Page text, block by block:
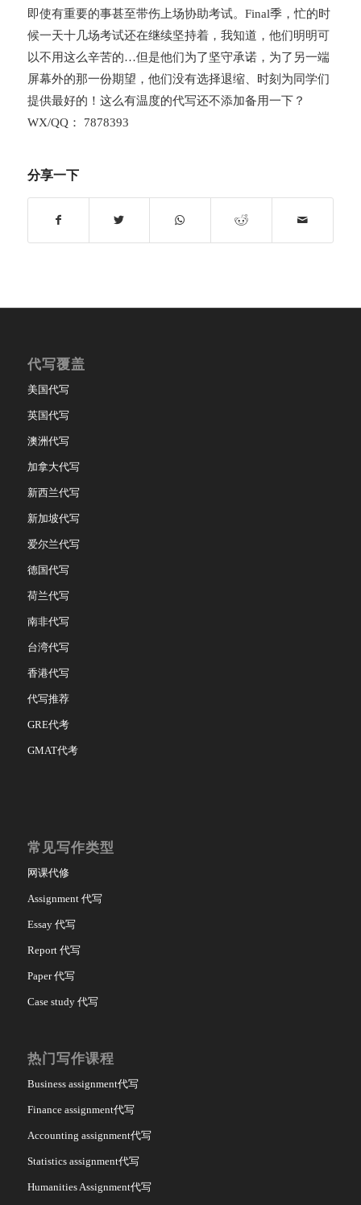
即使有重要的事甚至带伤上场协助考试。Final季，忙的时
候一天十几场考试还在继续坚持着，我知道，他们明明可
以不用这么辛苦的…但是他们为了坚守承诺，为了另一端
屏幕外的那一份期望，他们没有选择退缩、时刻为同学们
提供最好的！这么有温度的代写还不添加备用一下？
WX/QQ： 7878393
分享一下
代写覆盖
美国代写
英国代写
澳洲代写
加拿大代写
新西兰代写
新加坡代写
爱尔兰代写
德国代写
荷兰代写
南非代写
台湾代写
香港代写
代写推荐
GRE代考
GMAT代考
常见写作类型
网课代修
Assignment 代写
Essay 代写
Report 代写
Paper 代写
Case study 代写
热门写作课程
Business assignment代写
Finance assignment代写
Accounting assignment代写
Statistics assignment代写
Humanities Assignment代写